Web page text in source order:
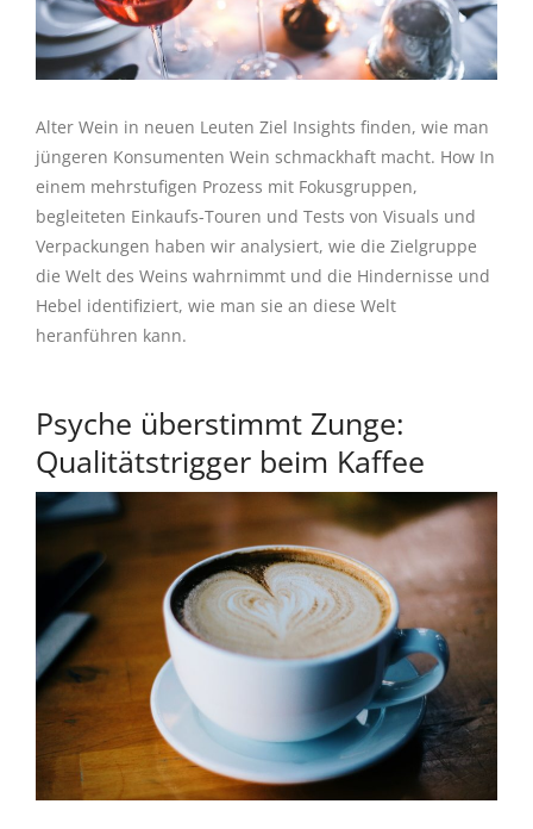
Alter Wein in neuen Leuten Ziel Insights finden, wie man
jüngeren Konsumenten Wein schmackhaft macht. How In
einem mehrstufigen Prozess mit Fokusgruppen,
begleiteten Einkaufs-Touren und Tests von Visuals und
Verpackungen haben wir analysiert, wie die Zielgruppe
die Welt des Weins wahrnimmt und die Hindernisse und
Hebel identifiziert, wie man sie an diese Welt
heranführen kann.
Psyche überstimmt Zunge:
Qualitätstrigger beim Kaffee